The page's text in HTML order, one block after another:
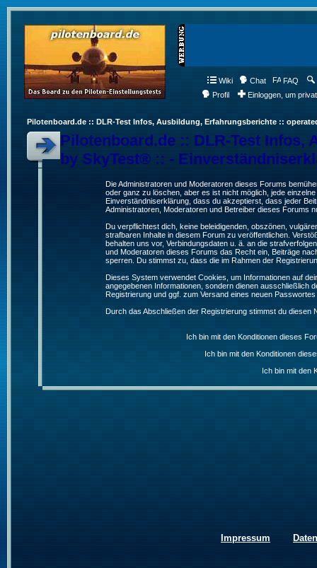
Wiki Chat FAQ
Profil
Einloggen, um
Pilotenboard.de :: DLR-Test Infos, Ausbildung, Erfahrungsberichte ::
Pilotenboard.de :: DLR-Test
by SkyTest® :: -
Die Administratoren und Moderatoren dieses Forums
oder ganz zu löschen, aber es ist nicht möglich, jede
Einverständniserklärung, dass du akzeptierst, dass jeder
Administratoren, Moderatoren und Betreiber dieses Forums
Du verpflichtest dich, keine beleidigenden, obszönen,
strafbaren Inhalte in diesem Forum zu veröffentlichen.
behalten uns vor, Verbindungsdaten u. ä. an die
und Moderatoren dieses Forums das Recht ein, Beiträge
sperren. Du stimmst zu, dass die im Rahmen der
Dieses System verwendet Cookies, um Informationen auf
angegebenen Informationen, sondern dienen ausschließlich
Registrierung und ggf. zum Versand eines neuen
Durch das Abschließen der Registrierung stimmst du diesen
Ich bin mit den Konditionen dieses
Ich bin mit den Konditionen
Ich bin mit den
Impressum